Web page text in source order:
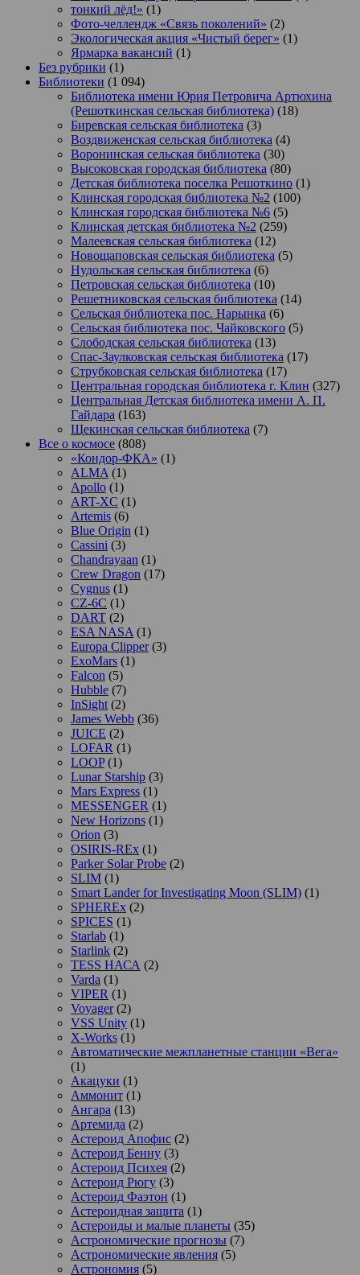
тонкий лёд!» (1)
Фото-челлендж «Связь поколений» (2)
Экологическая акция «Чистый берег» (1)
Ярмарка вакансий (1)
Без рубрики (1)
Библиотеки (1 094)
Библиотека имени Юрия Петровича Артюхина
(Решоткинская сельская библиотека) (18)
Биревская сельская библиотека (3)
Воздвиженская сельская библиотека (4)
Воронинская сельская библиотека (30)
Высоковская городская библиотека (80)
Детская библиотека поселка Решоткино (1)
Клинская городская библиотека №2 (100)
Клинская городская библиотека №6 (5)
Клинская детская библиотека №2 (259)
Малеевская сельская библиотека (12)
Новощаповская сельская библиотека (5)
Нудольская сельская библиотека (6)
Петровская сельская библиотека (10)
Решетниковская сельская библиотека (14)
Сельская библиотека пос. Нарынка (6)
Сельская библиотека пос. Чайковского (5)
Слободская сельская библиотека (13)
Спас-Заулковская сельская библиотека (17)
Струбковская сельская библиотека (17)
Центральная городская библиотека г. Клин (327)
Центральная Детская библиотека имени А. П.
Гайдара (163)
Щекинская сельская библиотека (7)
Все о космосе (808)
«Кондор-ФКА» (1)
ALMA (1)
Apollo (1)
ART-XC (1)
Artemis (6)
Blue Origin (1)
Cassini (3)
Chandrayaan (1)
Crew Dragon (17)
Cygnus (1)
CZ-6C (1)
DART (2)
ESA NASA (1)
Europa Clipper(3)
ExoMars (1)
Falcon (5)
Hubble (7)
InSight (2)
James Webb (36)
JUICE (2)
LOFAR (1)
LOOP(1)
Lunar Starship (3)
Mars Express (1)
MESSENGER (1)
New Horizons (1)
Orion (3)
OSIRIS-REx (1)
Parker Solar Probe (2)
SLIM (1)
Smart Lander for Investigating Moon (SLIM) (1)
SPHEREx (2)
SPICES (1)
Starlab (1)
Starlink (2)
TESS НАСА (2)
Varda (1)
VIPER (1)
Voyager(2)
VSS Unity (1)
X-Works (1)
Автоматические межпланетные станции «Вега»
(1)
Акацуки (1)
Аммонит (1)
Ангара (13)
Артемида (2)
Астероид Апофис (2)
Астероид Бенну (3)
Астероид Психея (2)
Астероид Рюгу (3)
Астероид Фаэтон (1)
Астероидная защита (1)
Астероиды и малые планеты (35)
Астрономические прогнозы (7)
Астрономические явления (5)
Астрономия (5)